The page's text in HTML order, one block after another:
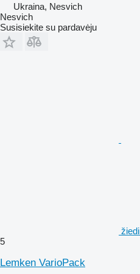
Ukraina, Nesvich
Nesvich
Susisiekite su pardavėju
5
Lemken VarioPack